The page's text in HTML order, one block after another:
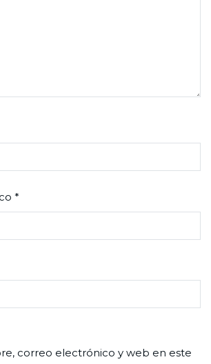
*
correo electrónico y web en este